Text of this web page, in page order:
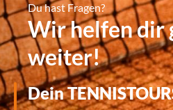
Du hast Fragen?
Wir helfen dir
weiter!
Dein